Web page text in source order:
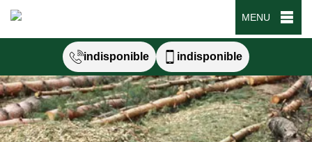
MENU
indisponible indisponible